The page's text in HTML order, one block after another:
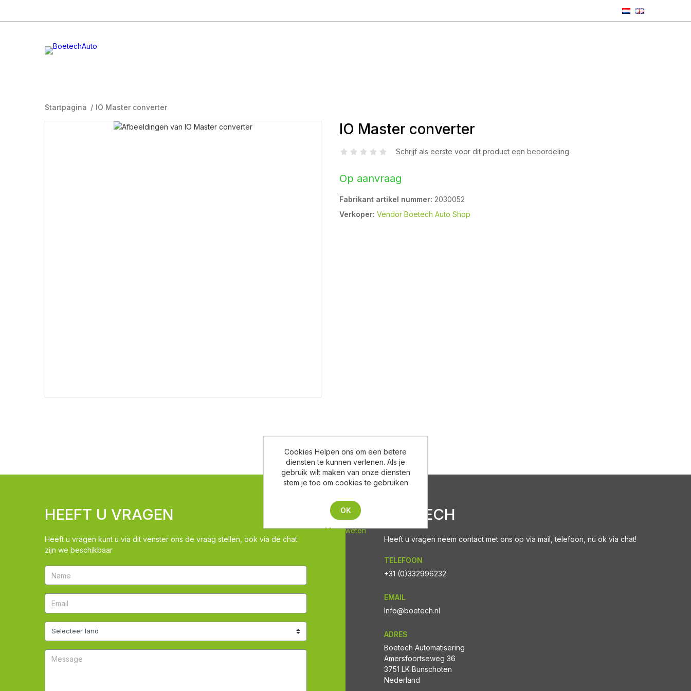
Startpagina / IO Master converter
IO Master converter
Schrijf als eerste voor dit product een beoordeling
Op aanvraag
Fabrikant artikel nummer: 2030052
Verkoper: Vendor Boetech Auto Shop
HEEFT U VRAGEN
Heeft u vragen kunt u via dit venster ons de vraag stellen, ook via de chat
zijn we beschikbaar
BOETECH
Heeft u vragen neem contact met ons op via mail, telefoon, nu ok via chat!
TELEFOON
+31 (0)332996232
EMAIL
Info@boetech.nl
ADRES
Boetech Automatisering
Amersfoortseweg 36
3751 LK Bunschoten
Nederland
Cookies Helpen ons om een betere
diensten te kunnen verlenen. Als je
gebruik wilt maken van onze diensten
stem je toe om cookies te gebruiken
OK
Meer weten